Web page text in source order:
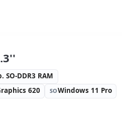
SO-DDR3 RAM
620 SOWindows 11 Pro